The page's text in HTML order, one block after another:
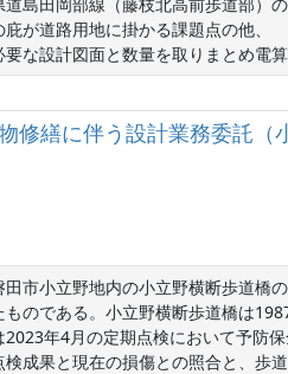
が道路用地に掛かる課題点の他、
な設計図面と数量を取りまとめ電算
繕に伴う設計業務委託（
田市小立野地内の小立野横断歩道橋
ものである。小立野横断歩道橋は
2023年4月の定期点検において予防
検成果と現在の損傷との照合と、歩